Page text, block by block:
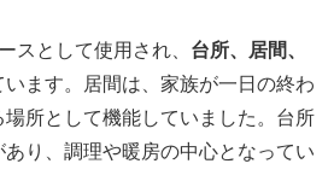
スとして使用され、 台所、居間、
ます。居間は、家族が一日の終わ
場所として機能していました。台所
り、調理や暖房の中心となってい